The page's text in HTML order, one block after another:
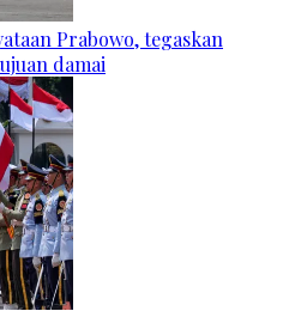
Prabowo, tegaskan
damai